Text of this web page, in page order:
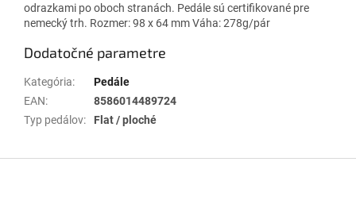
odrazkami po oboch stranách. Pedále sú certifikované pre
nemecký trh. Rozmer: 98 x 64 mm Váha: 278g/pár
Dodatočné parametre
Kategória:
Pedále
EAN:
8586014489724
Typ pedálov: Flat / ploché